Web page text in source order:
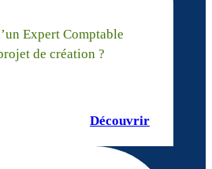
Expert Comptable
de création ?
Découvrir